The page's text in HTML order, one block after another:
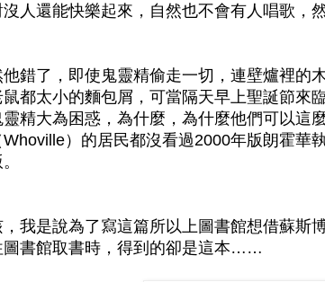
人還能快樂起來，自然也不會有人唱歌，
他錯了，即使鬼靈精偷走一切，連壁爐裡的
鼠都太小的麵包屑，可當隔天早上聖誕節來
靈精大為困惑，為什麼，為什麼他們可以這
Whoville）的居民都沒看過2000年版朗霍華
，我是說為了寫這篇所以上圖書館想借蘇斯
圖書館取書時，得到的卻是這本……